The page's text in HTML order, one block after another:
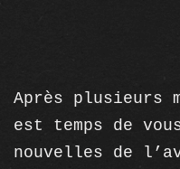
Après plusieurs
est temps de
nouvelles de